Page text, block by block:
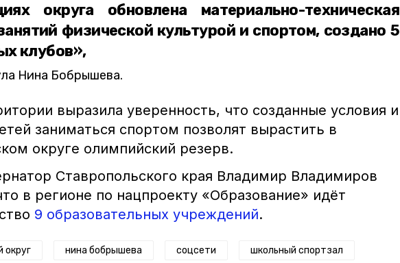
округа обновлена материально-техническая
физической культурой и спортом, создано 5
клубов»,
Нина Бобрышева.
выразила уверенность, что созданные условия и
заниматься спортом позволят вырастить в
округе олимпийский резерв.
Ставропольского края Владимир Владимиров
в регионе по нацпроекту «Образование» идёт
9 образовательных учреждений.
округ нина бобрышева соцсети школьный спортзал